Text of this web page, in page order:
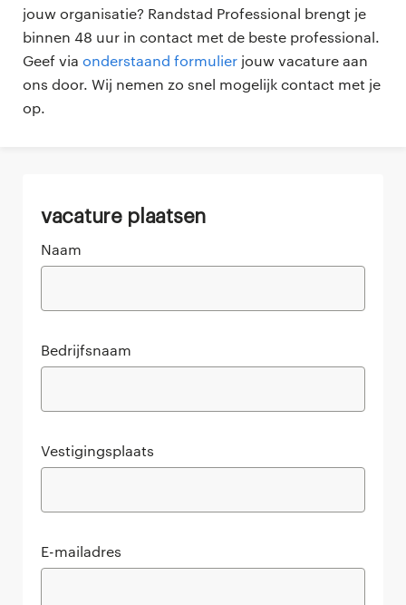
jouw organisatie? Randstad Professional brengt je
binnen 48 uur in contact met de beste professional.
Geef via onderstaand formulier jouw vacature aan
ons door. Wij nemen zo snel mogelijk contact met je
op.
vacature plaatsen
Naam
Bedrijfsnaam
Vestigingsplaats
E-mailadres